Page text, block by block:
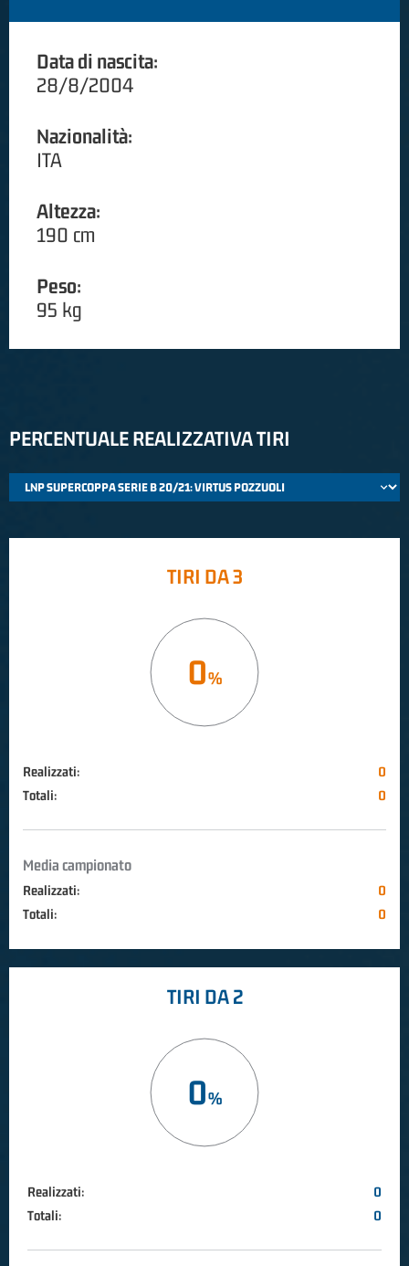
Data di nascita:
28/8/2004
Nazionalità:
ITA
Altezza:
190 cm
Peso:
95 kg
PERCENTUALE REALIZZATIVA TIRI
TIRI DA 3
0
Realizzati:
0
Totali:
0
Media campionato
Realizzati:
0
Totali:
0
TIRI DA 2
0
Realizzati:
0
Totali:
0